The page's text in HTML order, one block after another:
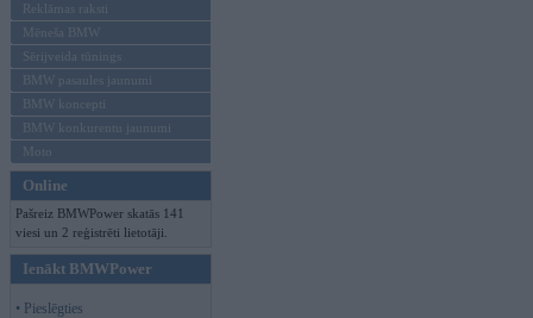
Reklāmas raksti
Mēneša BMW
Sērijveida tūnings
BMW pasaules jaunumi
BMW koncepti
BMW konkurentu jaunumi
Moto
Online
Pašreiz BMWPower skatās 141
viesi un 2 reģistrēti lietotāji.
Ienākt BMWPower
• Pieslēgties